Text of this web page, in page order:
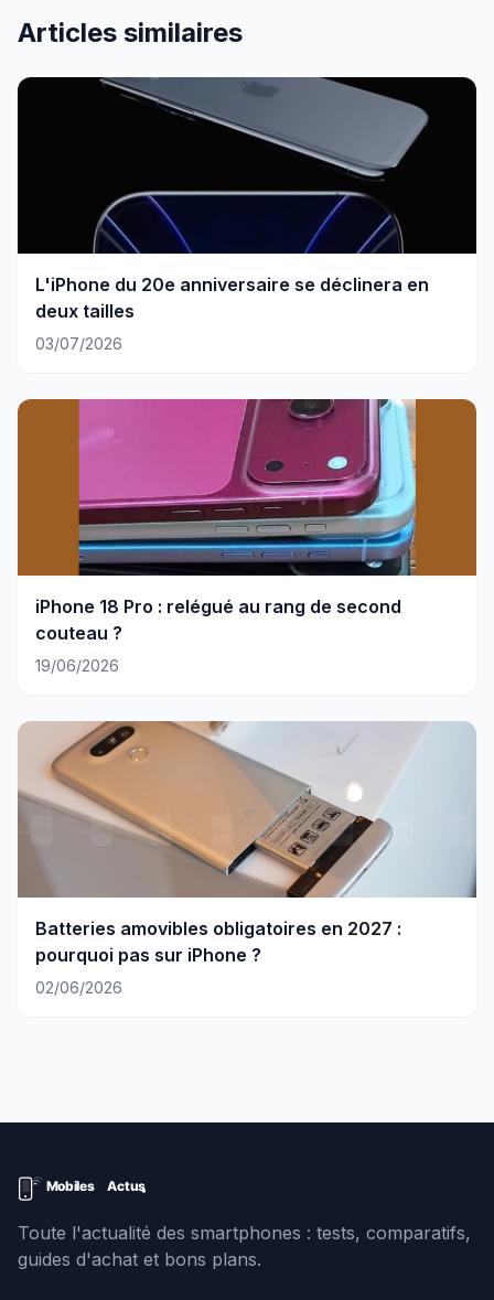
Articles similaires
L'iPhone du 20e anniversaire se déclinera en
deux tailles
03/07/2026
iPhone 18 Pro : relégué au rang de second
couteau ?
19/06/2026
Batteries amovibles obligatoires en 2027 :
pourquoi pas sur iPhone ?
02/06/2026
Toute l'actualité des smartphones : tests, comparatifs,
guides d'achat et bons plans.